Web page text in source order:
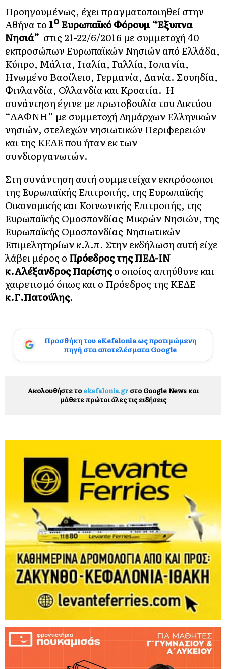
Προηγουμένως, έχει πραγματοποιηθεί στην
Αθήνα το 1οΕυρωπαϊκό Φόρουμ “Έξυπνα
Νησιά” στις 21-22/6/2016 με συμμετοχή 40
εκπροσώπων Ευρωπαϊκών Νησιών από Ελλάδα,
Κύπρο, Μάλτα, Ιταλία, Γαλλία, Ισπανία,
Ηνωμένο Βασίλειο, Γερμανία, Δανία. Σουηδία,
Φινλανδία, Ολλανδία και Κροατία. Η
συνάντηση έγινε με πρωτοβουλία του Δικτύου
“ΔΑΦΝΗ” με συμμετοχή Δημάρχων Ελληνικών
νησιών, στελεχών νησιωτικών Περιφερειών
και της ΚΕΔΕ που ήταν εκ των
συνδιοργανωτών.
Στη συνάντηση αυτή συμμετείχαν εκπρόσωποι
της Ευρωπαϊκής Επιτροπής, της Ευρωπαϊκής
Οικονομικής και Κοινωνικής Επιτροπής, της
Ευρωπαϊκής Ομοσπονδίας Μικρών Νησιών, της
Ευρωπαϊκής Ομοσπονδίας Νησιωτικών
Επιμελητηρίων κ.λ.π. Στην εκδήλωση αυτή είχε
λάβει μέρος ο Πρόεδρος της ΠΕΔ-ΙΝ
κ.Αλέξανδρος Παρίσηςο οποίος απηύθυνε και
χαιρετισμό όπως και ο Πρόεδρος της ΚΕΔΕ
κ.Γ.Πατούλης.
Προσθήκη του eKefalonia ως προτιμώμενη
πηγή στα αποτελέσματα Google
Ακολουθήστε το ekefalonia.grστο Google News και
μάθετε πρώτοι όλες τις ειδήσεις